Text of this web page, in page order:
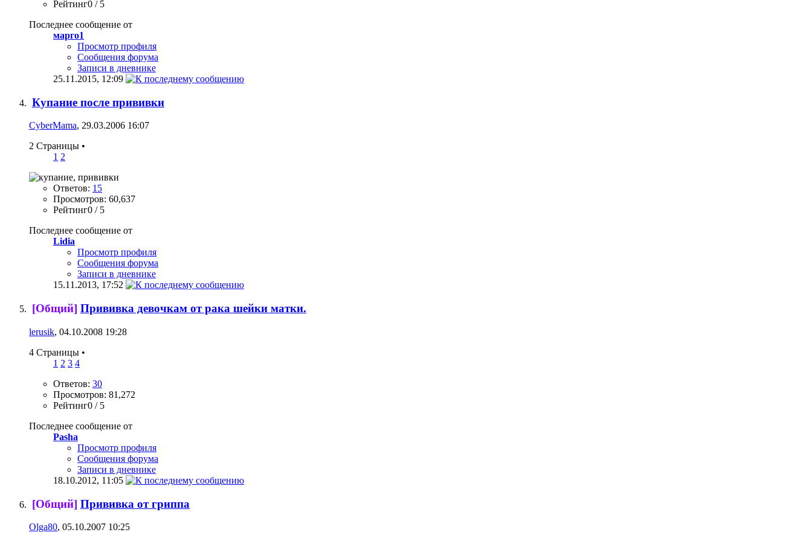
Рейтинг0 / 5
Последнее сообщение от
марго1
Просмотр профиля
Сообщения форума
Записи в дневнике
25.11.2015, 12:09
Купание после прививки
CyberMama, 29.03.2006 16:07
2 Страницы •
1 2
Ответов: 15
Просмотров: 60,637
Рейтинг0 / 5
Последнее сообщение от
Lidia
Просмотр профиля
Сообщения форума
Записи в дневнике
15.11.2013, 17:52
[Общий] Прививка девочкам от рака шейки матки.
lerusik, 04.10.2008 19:28
4 Страницы •
1 2 3 4
Ответов: 30
Просмотров: 81,272
Рейтинг0 / 5
Последнее сообщение от
Pasha
Просмотр профиля
Сообщения форума
Записи в дневнике
18.10.2012, 11:05
[Общий] Прививка от гриппа
Olga80, 05.10.2007 10:25